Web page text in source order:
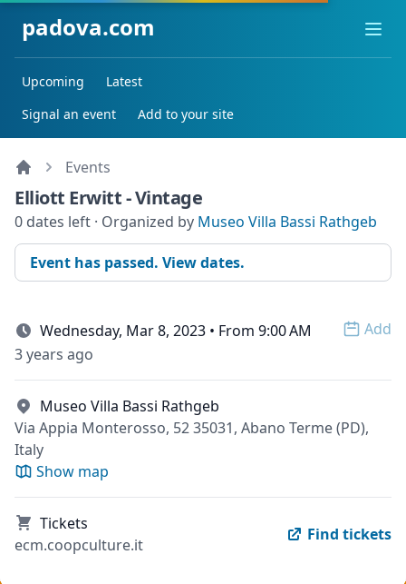
padova.com
Upcoming
Latest
Signal an event
Add to your site
Events
Elliott Erwitt - Vintage
0 dates left · Organized by Museo Villa Bassi Rathgeb
Event has passed. View dates.
Wednesday, Mar 8, 2023 • From 9:00 AM
Add
3 years ago
Museo Villa Bassi Rathgeb
Via Appia Monterosso, 52 35031, Abano Terme (PD),
Italy
Show map
Tickets
ecm.coopculture.it
Find tickets